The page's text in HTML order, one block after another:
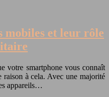
mobiles et leur rôle
votre smartphone vous connaît
à cela. Avec une majorité
appareils…